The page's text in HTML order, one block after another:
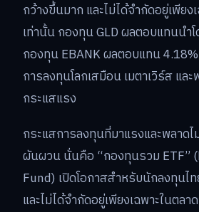
กว้างขึ้นมาก และไม่ได้จำกัดอยู่เพียง
เท่านั้น กองทุน GLD ผลตอบแทนนำ
กองทุน EBANK ผลตอบแทน
การลงทุนโลกเสมือน เมตาเวิร์ส แล
กระแสแรง
กระแสการลงทุนที่มาแรงและพลาดไ
ผันผวน นั่นคือ “กองทุนรวม ETF”
Fund) เปิดโอกาสสำหรับนักลงทุนไ
และไม่ได้จำกัดอยู่เพียงเฉพาะในตล